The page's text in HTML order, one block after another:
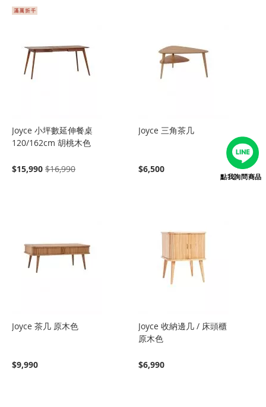
Joyce 小坪數延伸餐桌
120/162cm 胡桃木色
$15,990 $16,990
Joyce 三角茶几
$6,500
Joyce 茶几 原木色
$9,990
Joyce 收納邊几 / 床頭櫃
原木色
$6,990
點我詢問商品